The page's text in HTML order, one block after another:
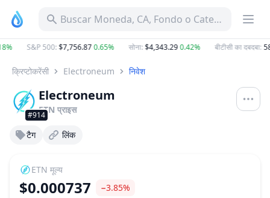
Buscar Moneda, CA, Fondo o Categoría
S&P 500:$7,756.870.65% सोना:$4,343.290.42% बीटीसी का दबदबा:
क्रिप्टोकरेंसी Electroneum निवेश
#914
Electroneum
ETN प्राइस
टैग लिंक
ETN मूल्य
$0.000737 −3.85%